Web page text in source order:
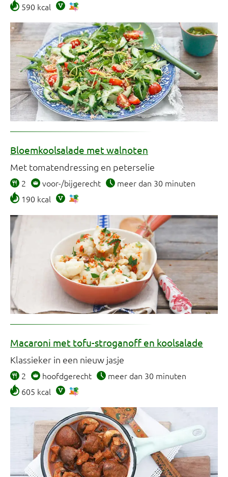
590 kcal
Bloemkoolsalade met walnoten
Met tomatendressing en peterselie
2 voor-/bijgerecht
meer dan 30 minuten
190 kcal
Macaroni met tofu-stroganoff en koolsalade
Klassieker in een nieuw jasje
2 hoofdgerecht
meer dan 30 minuten
605 kcal